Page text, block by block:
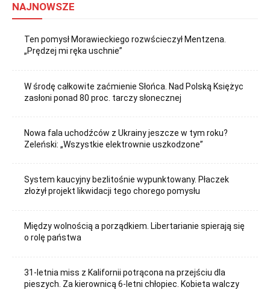
NAJNOWSZE
Ten pomysł Morawieckiego rozwścieczył Mentzena.
„Prędzej mi ręka uschnie”
W środę całkowite zaćmienie Słońca. Nad Polską Księżyc
zasłoni ponad 80 proc. tarczy słonecznej
Nowa fala uchodźców z Ukrainy jeszcze w tym roku?
Zeleński: „Wszystkie elektrownie uszkodzone”
System kaucyjny bezlitośnie wypunktowany. Płaczek
złożył projekt likwidacji tego chorego pomysłu
Między wolnością a porządkiem. Libertarianie spierają się
o rolę państwa
31-letnia miss z Kalifornii potrącona na przejściu dla
pieszych. Za kierownicą 6-letni chłopiec. Kobieta walczy